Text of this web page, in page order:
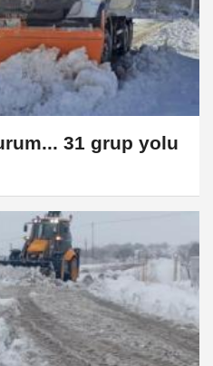
31 grup yolu